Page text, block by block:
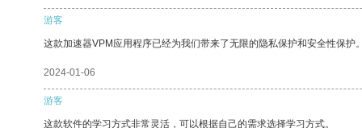
游客
这款加速器VPM应用程序已经为我们带来了无限的隐私保护和安全性保护。
2024-01-06
游客
这款软件的学习方式非常灵活，可以根据自己的需求选择学习方式。